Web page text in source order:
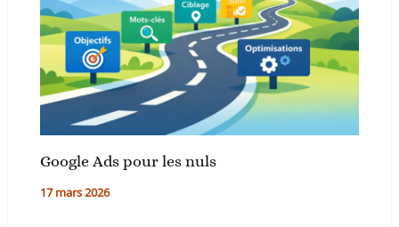
Google Ads pour les nuls
17 mars 2026